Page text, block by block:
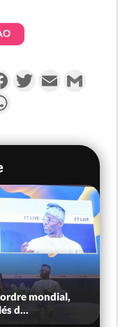
FacebookTwitterEmail
mondial,
d...